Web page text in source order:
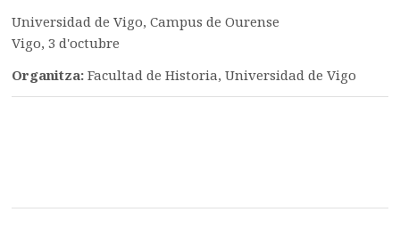
Universidad de Vigo, Campus de Ourense
Vigo, 3 d'octubre
Organitza:Facultad de Historia, Universidad de Vigo